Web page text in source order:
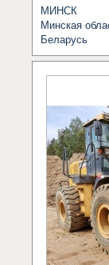
МИНСК
Минская
Беларусь